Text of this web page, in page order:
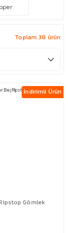
Toplam 38 ürün
İndirimli Ürün
Gömlek